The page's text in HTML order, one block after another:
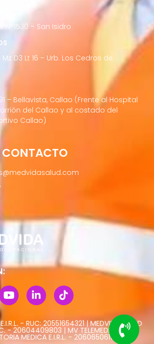
N°1530 – San Isidro
D3 Lt 16 – Urb. Los Cedros de
– Bellavista, Callao (Frente al Hospital
del Callao y al costado del
Callao)
CONTACTO
- RUC: 20551654321 | MEDVIDA SALUD
- 20604409803 | MV TELEMEDICINA Y
MEDICA E.I.R.L. - 20606506113